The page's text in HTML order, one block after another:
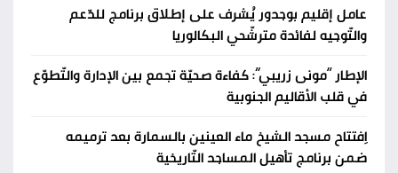
عامل إقليم بوجدور يُشرف على إطلاق برنامج للدّعم
والتّوجيه لفائدة مترشّحي البكالوريا
الإطار “مونى زريبي”: كفاءة صحيّة تجمع بين الإدارة والتّطوّع
في قلب الأقاليم الجنوبية
اِفتتاح مسجد الشيخ ماء العينين بالسمارة بعد ترميمه
ضمن برنامج تأهيل المساجد التّاريخية